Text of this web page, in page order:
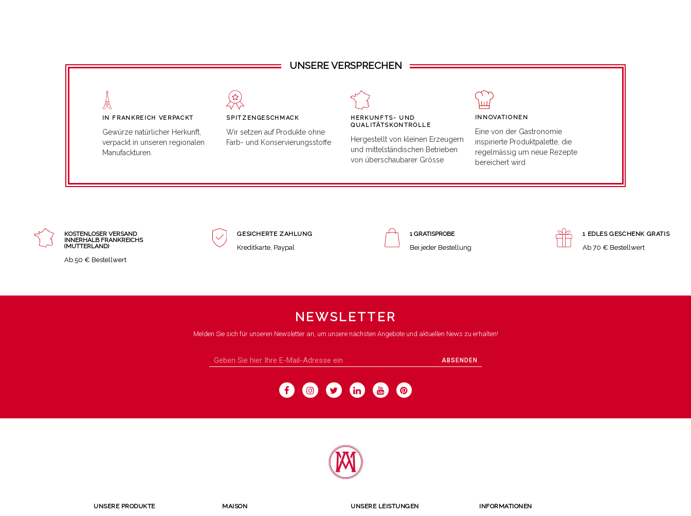
UNSERE VERSPRECHEN
IN FRANKREICH VERPACKT
Gewürze natürlicher Herkunft,
verpackt in unseren regionalen
Manufackturen.
SPITZENGESCHMACK
Wir setzen auf Produkte ohne
Farb- und Konservierungsstoffe
HERKUNFTS- UND
QUALITÄTSKONTROLLE
Hergestellt von kleinen Erzeugern
und mittelständischen Betrieben
von überschaubarer Grösse
INNOVATIONEN
Eine von der Gastronomie
inspirierte Produktpalette, die
regelmässig um neue Rezepte
bereichert wird
KOSTENLOSER VERSAND
INNERHALB FRANKREICHS
(MUTTERLAND)
Ab 50 € Bestellwert
GESICHERTE ZAHLUNG
Kreditkarte, Paypal
1 GRATISPROBE
Bei jeder Bestellung
1 EDLES GESCHENK GRATIS
Ab 70 € Bestellwert
NEWSLETTER
Melden Sie sich für unseren Newsletter an, um unsere nächsten Angebote und aktuellen News zu erhalten!
ABSENDEN
UNSERE PRODUKTE MAISON UNSERE LEISTUNGEN INFORMATIONEN